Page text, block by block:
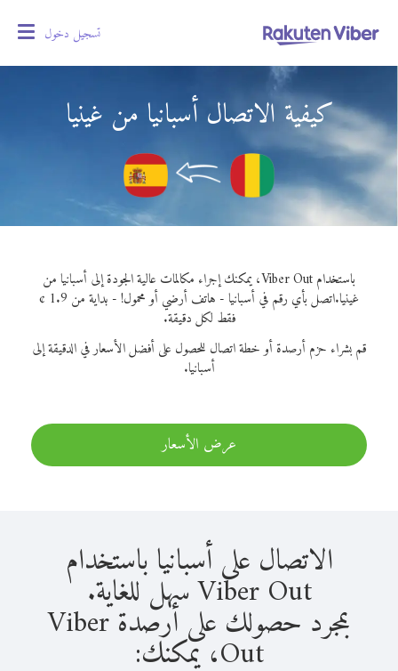
تسجيل دخول
كيفية الاتصال أسبانيا من غينيا
باستخدام Viber Out، يمكنك إجراء مكالمات عالية الجودة إلى أسبانيا من
غينيا.
اتصل بأي رقم في أسبانيا - هاتف أرضي أو محمول! - بداية من 1.9 ¢
فقط لكل دقيقة.
قم بشراء حزم أرصدة أو خطة اتصال للحصول على أفضل الأسعار في الدقيقة إلى
أسبانيا.
عرض الأسعار
الاتصال على أسبانيا باستخدام
Viber Out سهل للغاية.
بمجرد حصولك على أرصدة Viber
Out، يمكنك: